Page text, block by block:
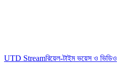
UTD Streamরিয়েল-টাইম ভয়েস ও ভিডিও